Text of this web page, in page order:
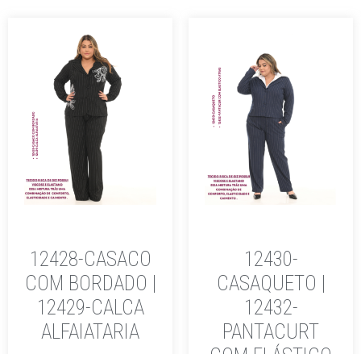
12428-CASACO
COM BORDADO |
12429-CALCA
ALFAIATARIA
12430-
CASAQUETO |
12432-
PANTACURT